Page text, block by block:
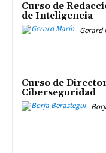
Curso de
de Inteligencia
Gerard
Curso de
Ciberseguridad